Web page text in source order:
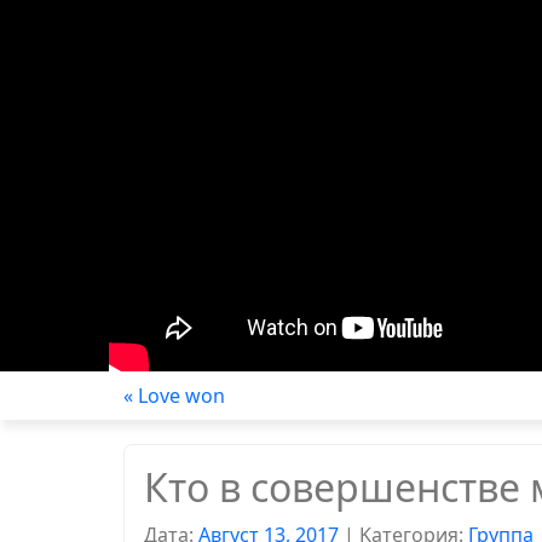
« Love won
Кто в совершенстве
Дата: Август 13, 2017 | Kатегория: Группа